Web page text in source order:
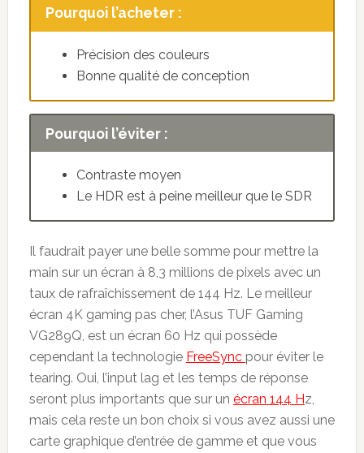
Pourquoi l’acheter :
Précision des couleurs
Bonne qualité de conception
Pourquoi l’éviter :
Contraste moyen
Le HDR est à peine meilleur que le SDR
Il faudrait payer une belle somme pour mettre la
main sur un écran à 8,3 millions de pixels avec un
taux de rafraîchissement de 144 Hz. Le meilleur
écran 4K gaming pas cher, l’Asus TUF Gaming
VG289Q, est un écran 60 Hz qui possède
cependant la technologie FreeSync pour éviter le
tearing. Oui, l’input lag et les temps de réponse
seront plus importants que sur un écran 144 Hz,
mais cela reste un bon choix si vous avez aussi une
carte graphique d’entrée de gamme et que vous